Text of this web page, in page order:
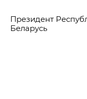
Президент
Беларусь